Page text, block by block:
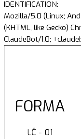
IDENTIFICATION:
Mozilla/5.0 (Linux;
(KHTML, like Gecko)
ClaudeBot/1.0;
FORMA
LČ - 01